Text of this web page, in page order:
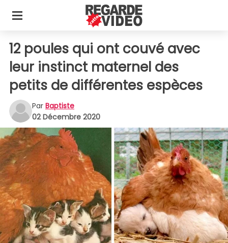
12 poules qui ont couvé avec
leur instinct maternel des
petits de différentes espèces
Par Baptiste
02 Décembre 2020